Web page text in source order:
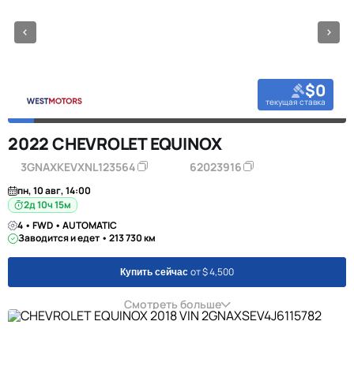
$0
текущая ставка
2022 CHEVROLET EQUINOX
3GNAXKEVXNL123564 62023916
пн, 10 авг, 14:00
2д 10ч 15м
4 • FWD • AUTOMATIC
Заводится и едет • 213 730 км
Купить сейчас от $ 4,500
Смотреть больше